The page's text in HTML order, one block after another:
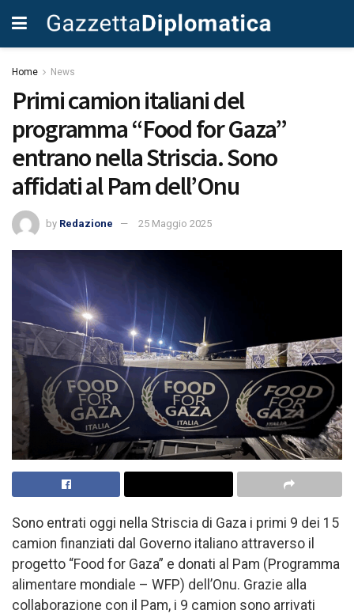
Home News
Primi camion italiani del
programma “Food for Gaza”
entrano nella Striscia. Sono
affidati al Pam dell’Onu
by Redazione 25 Maggio 2025
Sono entrati oggi nella Striscia di Gaza i primi 9 dei 15
camion finanziati dal Governo italiano attraverso il
progetto “Food for Gaza” e donati al Pam (Programma
alimentare mondiale – WFP) dell’Onu. Grazie alla
collaborazione con il Pam, i 9 camion sono arrivati